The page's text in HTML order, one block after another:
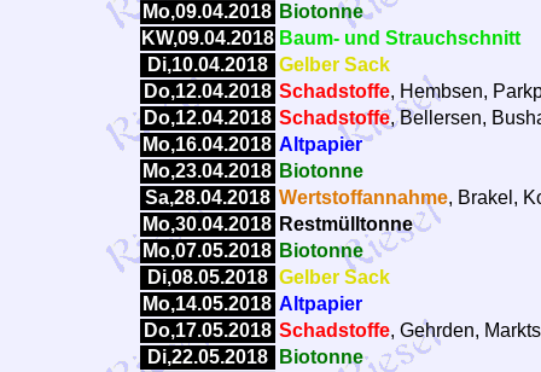
Mo,09.04.2018 Biotonne
KW,09.04.2018 Baum- und Strauchschnitt
Di,10.04.2018 Gelber Sack
Do,12.04.2018 Schadstoffe, Hembsen,
Do,12.04.2018 Schadstoffe, Bellersen,
Mo,16.04.2018 Altpapier
Mo,23.04.2018 Biotonne
Sa,28.04.2018 Wertstoffannahme, Brakel,
Mo,30.04.2018 Restmülltonne
Mo,07.05.2018 Biotonne
Di,08.05.2018 Gelber Sack
Mo,14.05.2018 Altpapier
Do,17.05.2018 Schadstoffe, Gehrden,
Di,22.05.2018
Biotonne